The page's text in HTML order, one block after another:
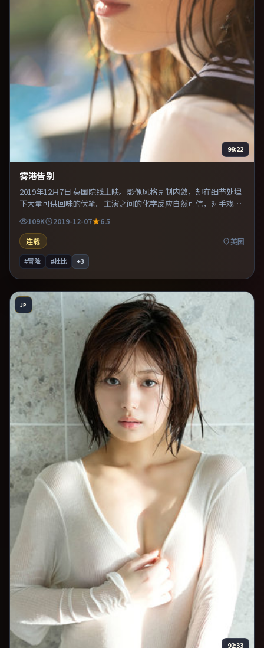
99:22
雾港告别
2019年12月7日 英国院线上映。影像风格克制内敛，却在细节处埋
下大量可供回味的伏笔。主演之间的化学反应自然可信，对手戏张
力贯穿全片。推荐给偏爱群像戏与命运母题的影迷。
109K 2019-12-07
6.5
连载
英国
#冒险 #杜比 +3
JP
92:33